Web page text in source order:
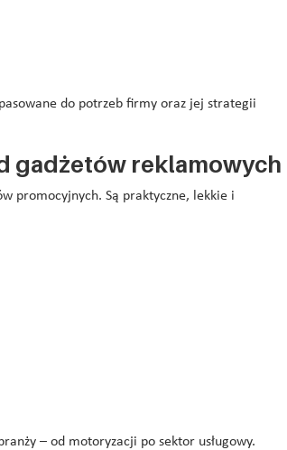
do potrzeb firmy oraz jej strategii
gadżetów reklamowych
promocyjnych. Są praktyczne, lekkie i
– od motoryzacji po sektor usługowy.